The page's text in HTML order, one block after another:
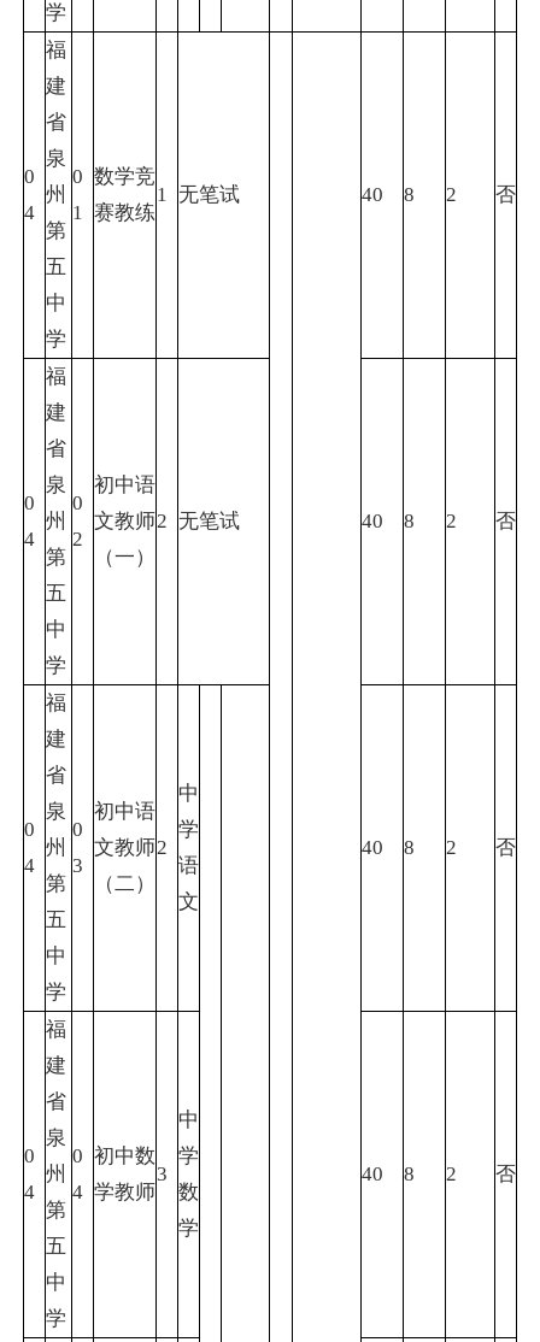
学
0
4
福
建
省
泉
州
第
五
中
学
0
1
数学竞
赛教练
1 无笔试 40 8 2 否
0
4
福
建
省
泉
州
第
五
中
学
0
2
初中语
文教师
（一）
2 无笔试 40 8 2 否
0
4
福
建
省
泉
州
第
五
中
学
0
3
初中语
文教师
（二）
2
中
学
语
文
40 8 2 否
0
4
福
建
省
泉
州
第
五
中
学
0
4
初中数
学教师
3
中
学
数
学
40 8 2 否